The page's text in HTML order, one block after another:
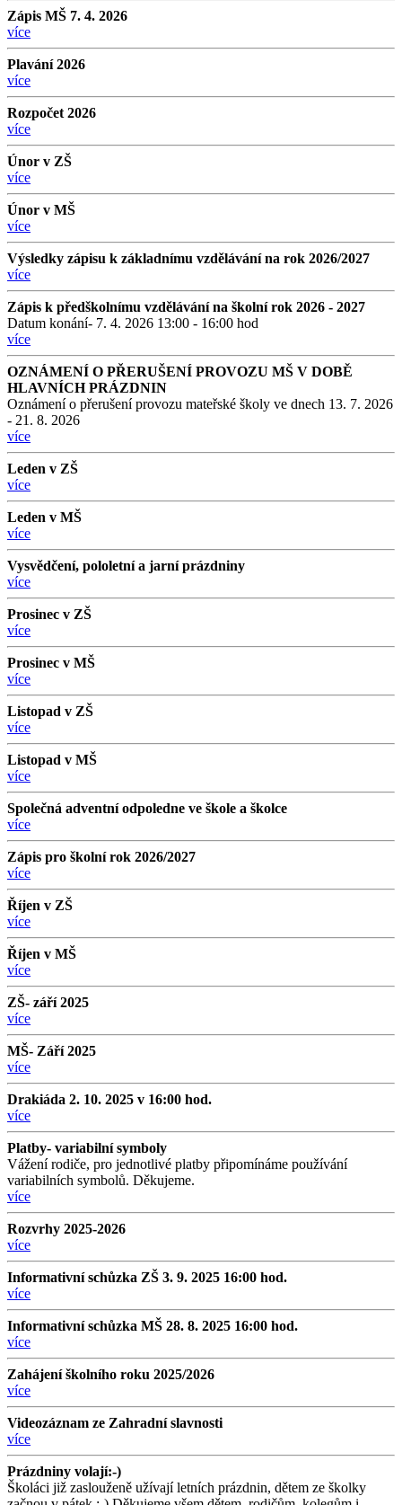
Zápis MŠ 7. 4. 2026
více
Plavání 2026
více
Rozpočet 2026
více
Únor v ZŠ
více
Únor v MŠ
více
Výsledky zápisu k základnímu vzdělávání na rok 2026/2027
více
Zápis k předškolnímu vzdělávání na školní rok 2026 - 2027
Datum konání- 7. 4. 2026 13:00 - 16:00 hod
více
OZNÁMENÍ O PŘERUŠENÍ PROVOZU MŠ V DOBĚ
HLAVNÍCH PRÁZDNIN
Oznámení o přerušení provozu mateřské školy ve dnech 13. 7. 2026
- 21. 8. 2026
více
Leden v ZŠ
více
Leden v MŠ
více
Vysvědčení, pololetní a jarní prázdniny
více
Prosinec v ZŠ
více
Prosinec v MŠ
více
Listopad v ZŠ
více
Listopad v MŠ
více
Společná adventní odpoledne ve škole a školce
více
Zápis pro školní rok 2026/2027
více
Říjen v ZŠ
více
Říjen v MŠ
více
ZŠ- září 2025
více
MŠ- Září 2025
více
Drakiáda 2. 10. 2025 v 16:00 hod.
více
Platby- variabilní symboly
Vážení rodiče, pro jednotlivé platby připomínáme používání
variabilních symbolů. Děkujeme.
více
Rozvrhy 2025-2026
více
Informativní schůzka ZŠ 3. 9. 2025 16:00 hod.
více
Informativní schůzka MŠ 28. 8. 2025 16:00 hod.
více
Zahájení školního roku 2025/2026
více
Videozáznam ze Zahradní slavnosti
více
Prázdniny volají:-)
Školáci již zaslouženě užívají letních prázdnin, dětem ze školky